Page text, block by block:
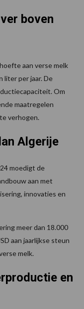
boven
aan verse melk
liter per jaar. De
Om
maatregelen
te verhogen.
Algerije
moedigt de
aan met
innovaties en
meer dan 18.000
aan jaarlijkse steun
melk.
en